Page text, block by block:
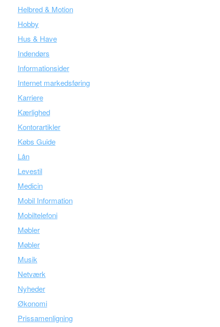
Helbred & Motion
Hobby
Hus & Have
Indendørs
Informationsider
Internet markedsføring
Karriere
Kærlighed
Kontorartikler
Købs Guide
Lån
Levestil
Medicin
Mobil Information
Mobiltelefoni
Møbler
Møbler
Musik
Netværk
Nyheder
Økonomi
Prissamenligning